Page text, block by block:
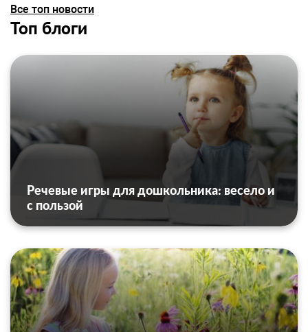
Все топ новости
Топ блоги
Речевые игры для дошкольника: весело и
с пользой